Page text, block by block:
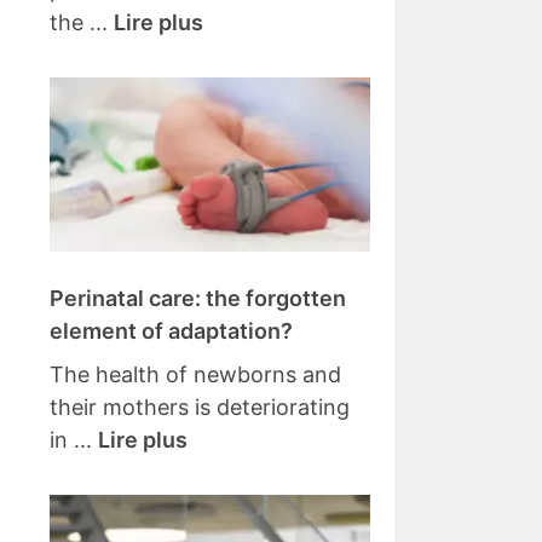
the ... Lire plus
Perinatal care: the forgotten
element of adaptation?
The health of newborns and
their mothers is deteriorating
in ... Lire plus